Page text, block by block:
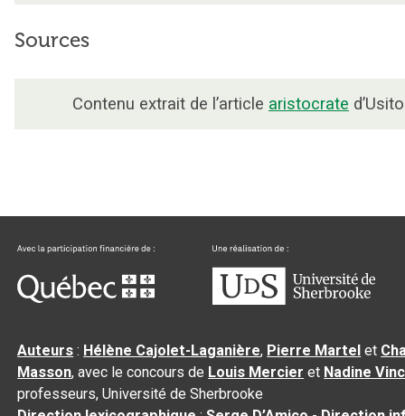
Sources
Contenu extrait de l’article aristocrate
Auteurs : Hélène Cajolet-Laganière, Pierre Martel et
Masson, avec le concours de Louis Mercier et Nadine
professeurs, Université de Sherbrooke